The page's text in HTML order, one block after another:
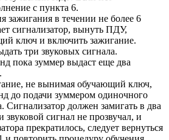
с пункта 6.
зажигания в течении не более 6
сигнализатор, вынуть ПДУ,
ключ и включить зажигание.
три звуковых сигнала.
пока зуммер выдаст еще два
не вынимая обучающий ключ,
до подачи зуммером одиночного
Сигнализатор должен замигать в два
звуковой сигнал не прозвучал, и
прекратилось, следует вернуться